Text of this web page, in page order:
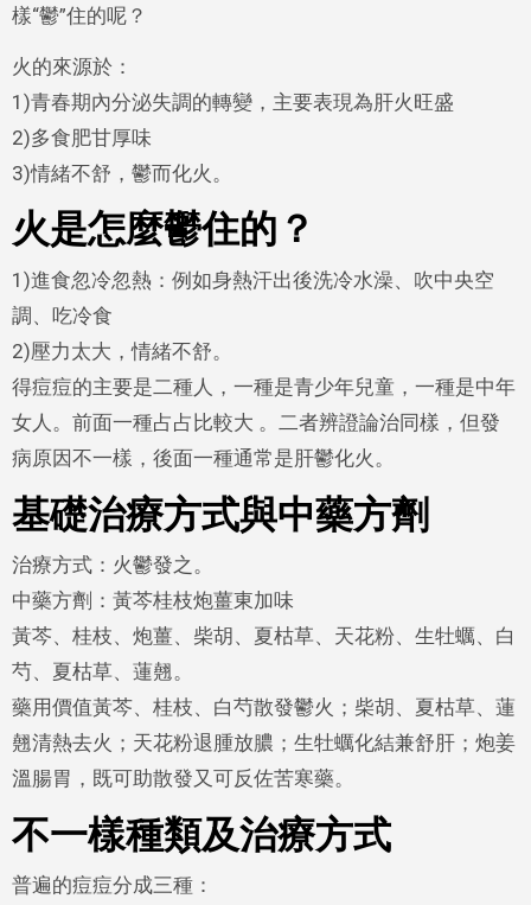
樣“鬱”住的呢？
火的來源於：
1)青春期內分泌失調的轉變，主要表現為肝火旺盛
2)多食肥甘厚味
3)情緒不舒，鬱而化火。
火是怎麼鬱住的？
1)進食忽冷忽熱：例如身熱汗出後洗冷水澡、吹中央空
調、吃冷食
2)壓力太大，情緒不舒。
得痘痘的主要是二種人，一種是青少年兒童，一種是中年
女人。前面一種占占比較大 。二者辨證論治同樣，但發
病原因不一樣，後面一種通常是肝鬱化火。
基礎治療方式與中藥方劑
治療方式：火鬱發之。
中藥方劑：黃芩桂枝炮薑東加味
黃芩、桂枝、炮薑、柴胡、夏枯草、天花粉、生牡蠣、白
芍、夏枯草、蓮翹。
藥用價值黃芩、桂枝、白芍散發鬱火；柴胡、夏枯草、蓮
翹清熱去火；天花粉退腫放膿；生牡蠣化結兼舒肝；炮姜
溫腸胃，既可助散發又可反佐苦寒藥。
不一樣種類及治療方式
普遍的痘痘分成三種：